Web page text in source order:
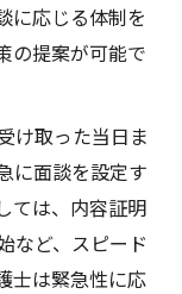
に応じる体制を
の提案が可能で
け取った当日ま
に面談を設定す
ては、内容証明
など、スピード
士は緊急性に応